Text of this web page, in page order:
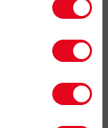
UV - UPF
poziom